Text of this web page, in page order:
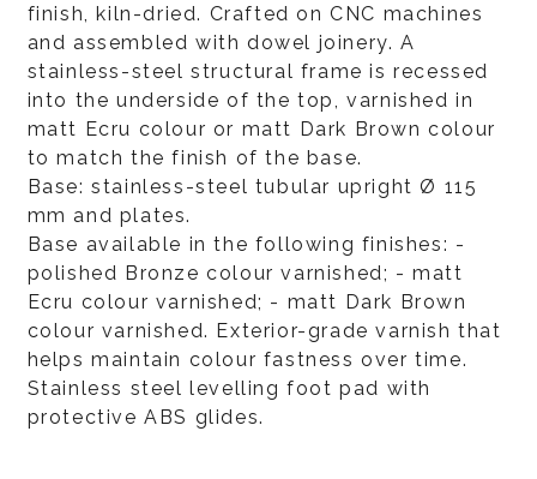
finish, kiln-dried. Crafted on CNC machines
and assembled with dowel joinery. A
stainless-steel structural frame is recessed
into the underside of the top, varnished in
matt Ecru colour or matt Dark Brown colour
to match the finish of the base.
Base: stainless-steel tubular upright Ø 115
mm and plates.
Base available in the following finishes: -
polished Bronze colour varnished; - matt
Ecru colour varnished; - matt Dark Brown
colour varnished. Exterior-grade varnish that
helps maintain colour fastness over time.
Stainless steel levelling foot pad with
protective ABS glides.